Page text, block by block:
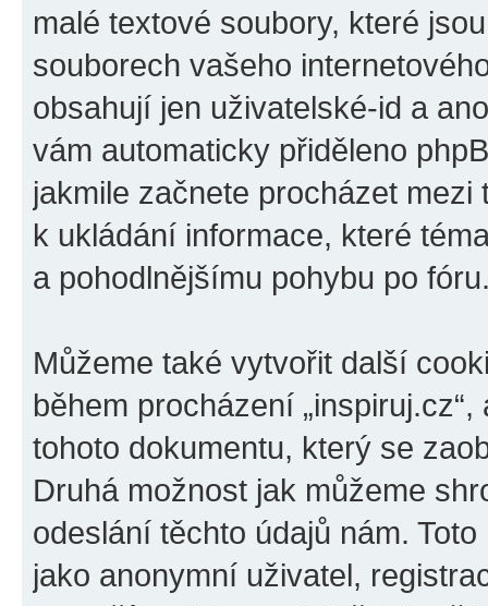
malé textové soubory, které
souborech vašeho
obsahují jen uživatelské-id a
vám automaticky přiděleno
jakmile začnete procházet mezi
k ukládání informace, které
a pohodlnějšímu pohybu po
Můžeme také vytvořit další
během procházení
tohoto dokumentu, který se
Druhá možnost jak můžeme
odeslání těchto údajů nám.
jako anonymní uživatel,